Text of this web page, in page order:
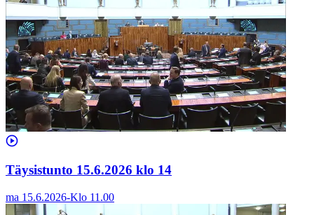
Täysistunto 15.6.2026 klo 14
ma 15.6.2026-Klo 11.00